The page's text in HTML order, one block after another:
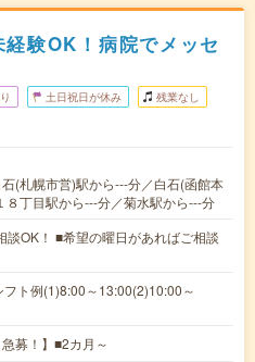
験OK！病院でメッセ
土日祝日が休み 残業なし
(札幌市営)駅から---分／白石(函館本
８丁目駅から---分／菊水駅から---分
談OK！ ■希望の曜日があればご相談
ト例(1)8:00～13:00(2)10:00～
募！】■2カ月～